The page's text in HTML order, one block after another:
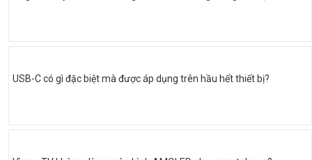
USB-C có gì đặc biệt mà được áp dụng trên hầu hết thiết bị?